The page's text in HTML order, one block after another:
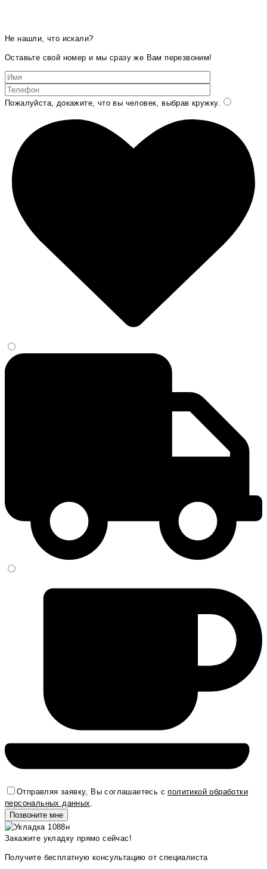
Не нашли, что искали?
Оставьте свой номер и мы сразу же Вам перезвоним!
Пожалуйста, докажите, что вы человек, выбрав кружку.
Отправляя заявку, Вы соглашаетесь сполитикой обработки
персональных данных
Закажите укладку прямо сейчас!
Получите бесплатную консультацию от специалиста